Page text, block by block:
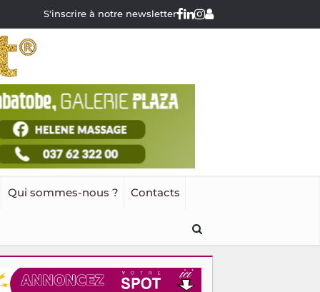
S'inscrire à notre newsletter
Qui sommes-nous ? Contacts